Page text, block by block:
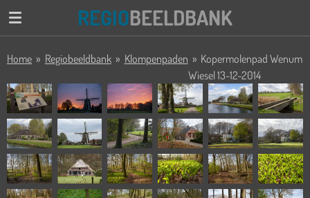
Ga
de
REGIOBEELDBANK
Home » Regiobeeldbank » Klompenpaden » Kopermolenpad Wenum
Wiesel 13-12-2014